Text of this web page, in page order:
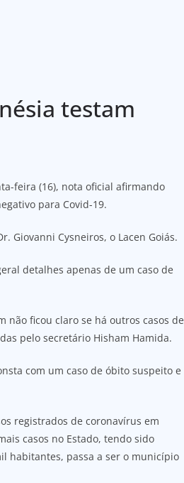
testam
feira (16), nota oficial afirmando
para Covid-19.
Giovanni Cysneiros, o Lacen Goiás.
detalhes apenas de um caso de
não ficou claro se há outros casos de
pelo secretário Hisham Hamida.
com um caso de óbito suspeito e
registrados de coronavírus em
casos no Estado, tendo sido
habitantes, passa a ser o município